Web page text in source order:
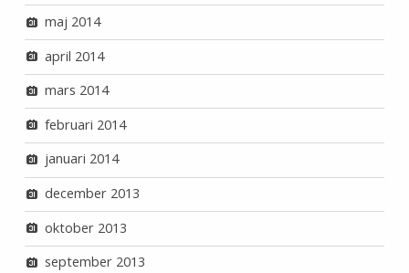
maj 2014
april 2014
mars 2014
februari 2014
januari 2014
december 2013
oktober 2013
september 2013